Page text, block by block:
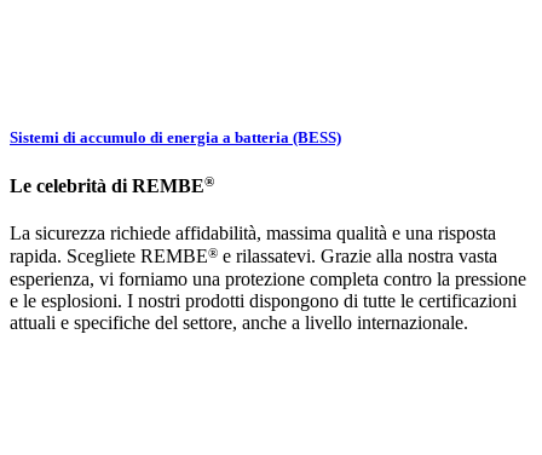
Sistemi di accumulo di energia a batteria (BESS)
Le celebrità di REMBE®
La sicurezza richiede affidabilità, massima qualità e una risposta
rapida. Scegliete REMBE® e rilassatevi. Grazie alla nostra vasta
esperienza, vi forniamo una protezione completa contro la pressione
e le esplosioni. I nostri prodotti dispongono di tutte le certificazioni
attuali e specifiche del settore, anche a livello internazionale.